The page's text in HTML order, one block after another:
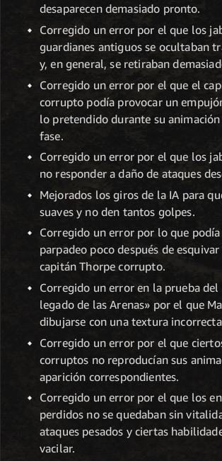
desaparecen demasiado pronto.
Corregido un error por el que los
guardianes antiguos se ocultaban
y, en general, se retiraban
Corregido un error por el que el
corrupto podía provocar un
lo pretendido durante su
fase.
Corregido un error por el que los
no responder a daño de ataques
Mejorados los giros de la IA para
suaves y no den tantos golpes.
Corregido un error por lo que
parpadeo poco después de
capitán Thorpe corrupto.
Corregido un error en la prueba del
legado de las Arenas» por el que
dibujarse con una textura
Corregido un error por el que
corruptos no reproducían sus
aparición correspondientes.
Corregido un error por el que los
perdidos no se quedaban sin
ataques pesados y ciertas
vacilar.